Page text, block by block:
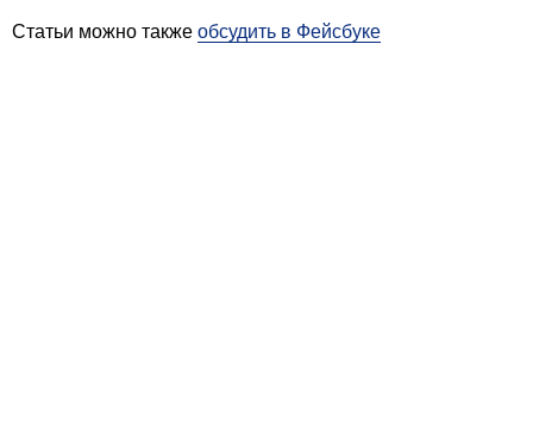
Статьи можно также обсудить в Фейсбуке